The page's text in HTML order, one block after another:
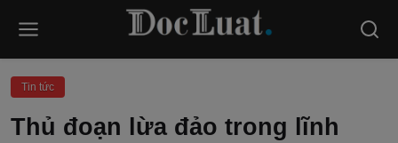
Tin tức
Thủ đoạn lừa đảo trong lĩnh